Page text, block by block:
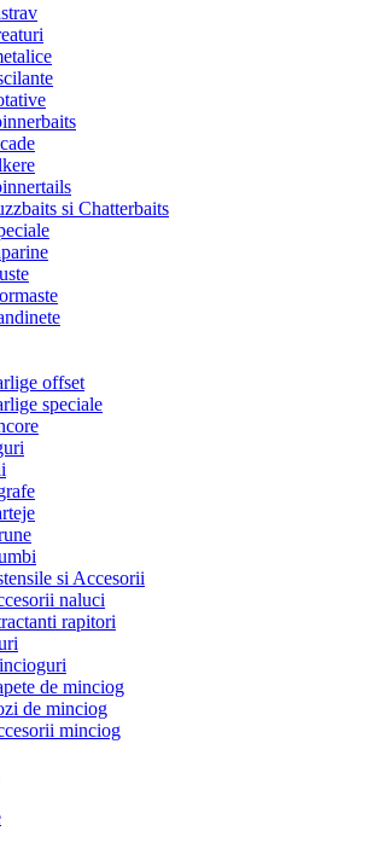
si Chatterbaits
offset
speciale
si Accesorii
naluci
rapitori
de minciog
de minciog
minciog